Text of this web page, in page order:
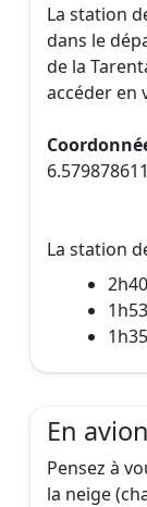
La station
dans le
de la
accéder en
La station
En avion
Pensez à
la neige